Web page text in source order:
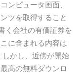
ンピュータ画面、
ツを取得すること
く会社の有価証券を
に含まれる内容は
かし、近傍が開始
高の無料ダウンロ